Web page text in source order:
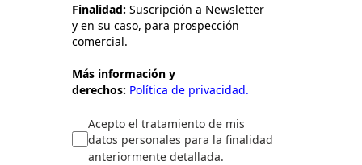
Finalidad: Suscripción a Newsletter
y en su caso, para prospección
comercial.
Más información y
derechos: Política de privacidad.
Acepto el tratamiento de mis
datos personales para la finalidad
anteriormente detallada.